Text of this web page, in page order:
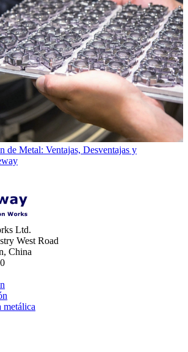
de Metal: Ventajas, Desventajas y
Ltd.
West Road
China
metálica